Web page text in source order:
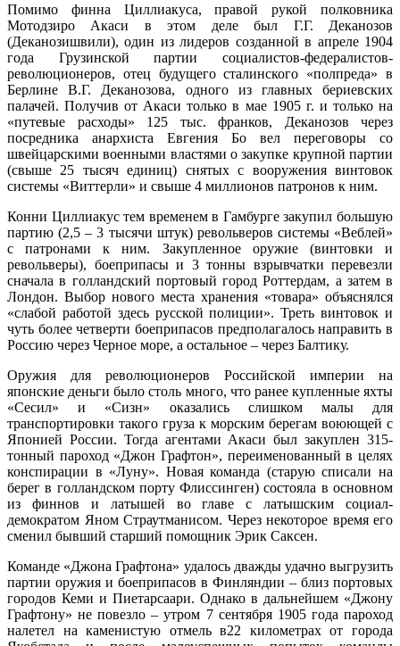
Помимо финна Циллиакуса, правой рукой полковника
Мотодзиро Акаси в этом деле был Г.Г. Деканозов
(Деканозишвили), один из лидеров созданной в апреле 1904
года Грузинской партии социалистов-федералистов-
революционеров, отец будущего сталинского «полпреда» в
Берлине В.Г. Деканозова, одного из главных бериевских
палачей. Получив от Акаси только в мае 1905 г. и только на
«путевые расходы» 125 тыс. франков, Деканозов через
посредника анархиста Евгения Бо вел переговоры со
швейцарскими военными властями о закупке крупной партии
(свыше 25 тысяч единиц) снятых с вооружения винтовок
системы «Виттерли» и свыше 4 миллионов патронов к ним.
Конни Циллиакус тем временем в Гамбурге закупил большую
партию (2,5 – 3 тысячи штук) револьверов системы «Веблей»
с патронами к ним. Закупленное оружие (винтовки и
револьверы), боеприпасы и 3 тонны взрывчатки перевезли
сначала в голландский портовый город Роттердам, а затем в
Лондон. Выбор нового места хранения «товара» объяснялся
«слабой работой здесь русской полиции». Треть винтовок и
чуть более четверти боеприпасов предполагалось направить в
Россию через Черное море, а остальное – через Балтику.
Оружия для революционеров Российской империи на
японские деньги было столь много, что ранее купленные яхты
«Сесил» и «Сизн» оказались слишком малы для
транспортировки такого груза к морским берегам воюющей с
Японией России. Тогда агентами Акаси был закуплен 315-
тонный пароход «Джон Графтон», переименованный в целях
конспирации в «Луну». Новая команда (старую списали на
берег в голландском порту Флиссинген) состояла в основном
из финнов и латышей во главе с латышским социал-
демократом Яном Страутманисом. Через некоторое время его
сменил бывший старший помощник Эрик Саксен.
Команде «Джона Графтона» удалось дважды удачно выгрузить
партии оружия и боеприпасов в Финляндии – близ портовых
городов Кеми и Пиетарсаари. Однако в дальнейшем «Джону
Графтону» не повезло – утром 7 сентября 1905 года пароход
налетел на каменистую отмель в22 километрах от города